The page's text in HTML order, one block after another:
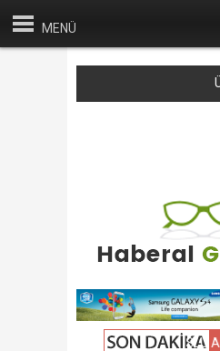
MENÜ
NAMUSLU AKP